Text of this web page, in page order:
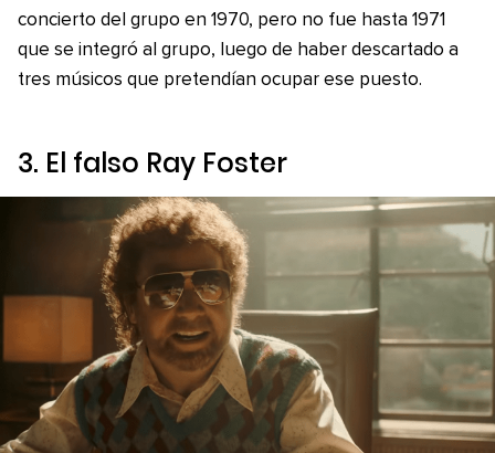
concierto del grupo en 1970, pero no fue hasta 1971
que se integró al grupo, luego de haber descartado a
tres músicos que pretendían ocupar ese puesto.
3. El falso Ray Foster